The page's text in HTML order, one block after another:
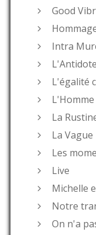
Good
Intra
L'Antidote
L'égalité
La
La
Les
Live
Michelle
Notre
On n'a